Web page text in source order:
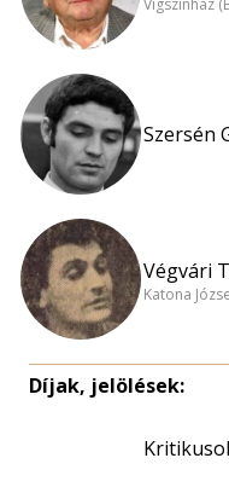
Vígszínház
Szersén
Végvári
Katona
Díjak, jelölések: